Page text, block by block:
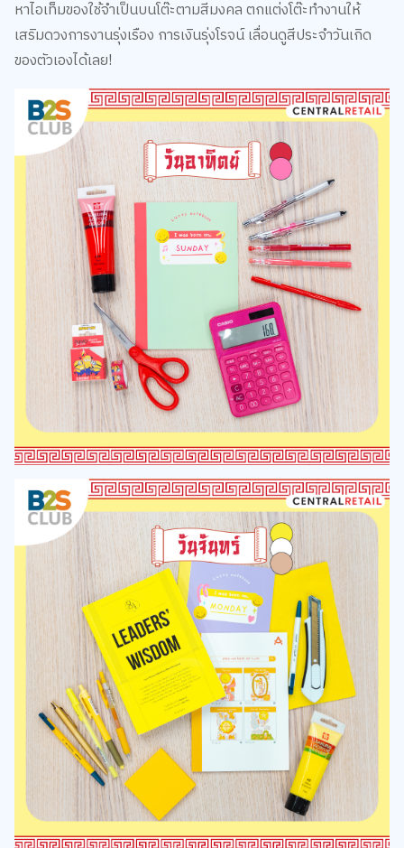
หาไอเท็มของใช้จำเป็นบนโต๊ะตามสีมงคล ตกแต่งโต๊ะทำงานให้
เสริมดวงการงานรุ่งเรือง การเงินรุ่งโรจน์ เลื่อนดูสีประจำวันเกิด
ของตัวเองได้เลย!